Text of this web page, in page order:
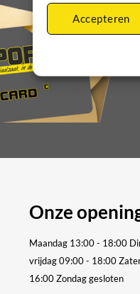
Accepteren
de
Onze
Maandag 13:00 - 18:00
vrijdag 09:00 - 18:00
16:00Zondag gesloten